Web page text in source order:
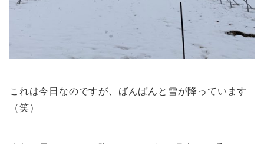
これは今日なのですが、ばんばんと雪が降っています
（笑）